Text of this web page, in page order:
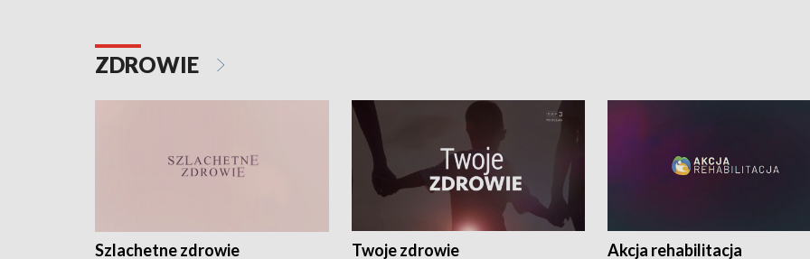
ZDROWIE
Szlachetne zdrowie Twoje zdrowie Akcja rehabilitacja